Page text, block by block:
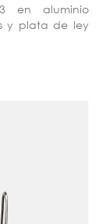
en aluminio
y plata de ley